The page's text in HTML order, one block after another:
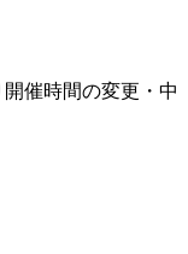
催時間の変更・中